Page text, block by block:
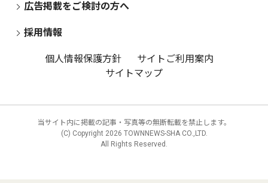
広告掲載をご検討の方へ
採用情報
個人情報保護方針
サイトご利用案内
サイトマップ
当サイト内に掲載の記事・写真等の無断転載を禁止します。
(C) Copyright 2026 TOWNNEWS-SHA CO.,LTD.
All Rights Reserved.